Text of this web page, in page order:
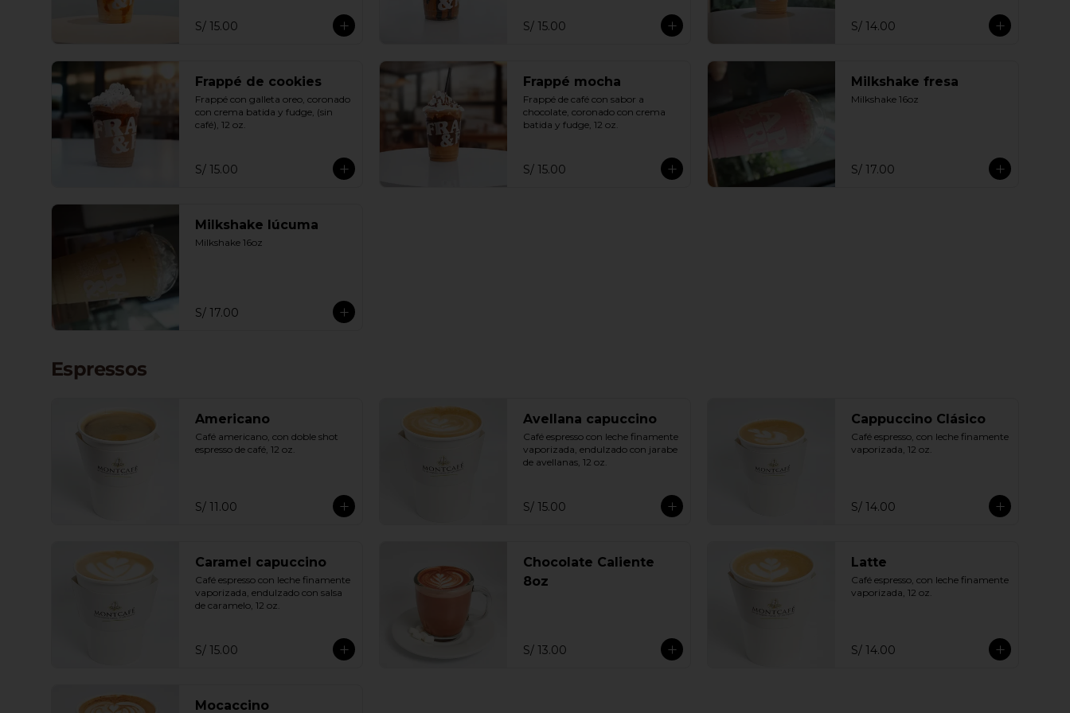
S/ 15.00 S/ 15.00 S/ 14.00
Frappé de cookies
Frappé con galleta oreo, coronado
con crema batida y fudge, (sin
café), 12 oz.
S/ 15.00
Frappé mocha
Frappé de café con sabor a
chocolate, coronado con crema
batida y fudge, 12 oz.
S/ 15.00
Milkshake fresa
Milkshake 16oz
S/ 17.00
Milkshake lúcuma
Milkshake 16oz
S/ 17.00
Espressos
Americano
Café americano, con doble shot
espresso de café, 12 oz.
S/ 11.00
Avellana capuccino
Café espresso con leche finamente
vaporizada, endulzado con jarabe
de avellanas, 12 oz.
S/ 15.00
Cappuccino Clásico
Café espresso, con leche finamente
vaporizada, 12 oz.
S/ 14.00
Caramel capuccino
Café espresso con leche finamente
vaporizada, endulzado con salsa
de caramelo, 12 oz.
S/ 15.00
Chocolate Caliente
8oz
S/ 13.00
Latte
Café espresso, con leche finamente
vaporizada, 12 oz.
S/ 14.00
Mocaccino